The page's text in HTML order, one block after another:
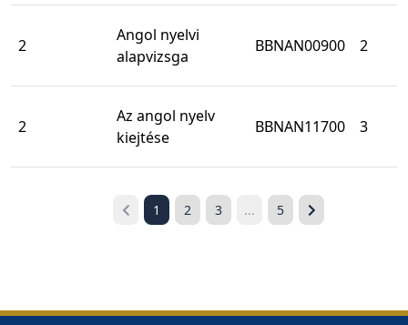
2
Angol nyelvi
alapvizsga
BBNAN00900 2
2
Az angol nyelv
kiejtése
BBNAN11700 3
1 2 3 ... 5